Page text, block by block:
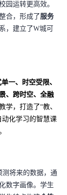
园运转更高效。
合， 形成 了服务
，建立了W城可
一、时空受限、
、跨时空、全融
学，打造了“教、
动化学习的智慧课
将来的数据，通
数字画像。 学生